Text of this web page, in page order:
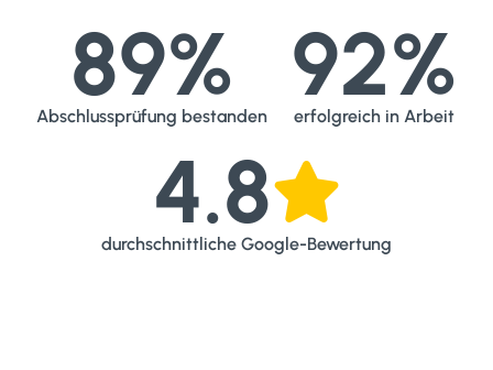
89%
Abschlussprüfung bestanden 92%
erfolgreich in Arbeit
4.8
durchschnittliche Google-Bewertung